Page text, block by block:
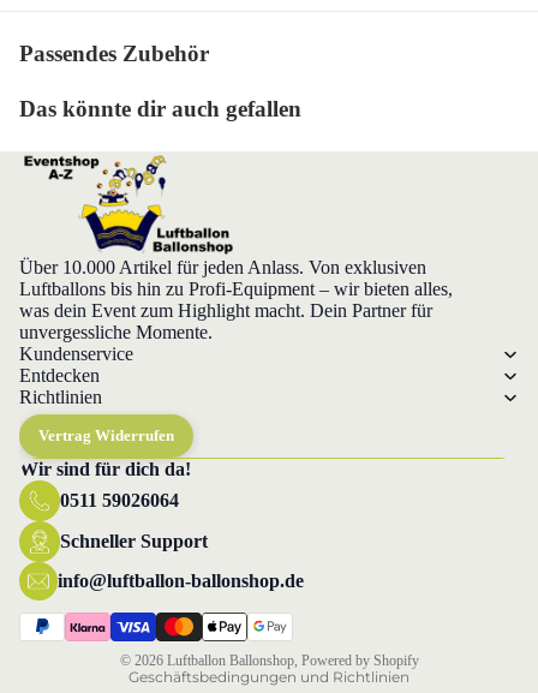
Passendes Zubehör
Das könnte dir auch gefallen
Über 10.000 Artikel für jeden Anlass. Von exklusiven
Luftballons bis hin zu Profi-Equipment – wir bieten alles,
was dein Event zum Highlight macht. Dein Partner für
unvergessliche Momente.
Kundenservice
Entdecken
Richtlinien
Vertrag Widerrufen
Wir sind für dich da!
0511 59026064
Schneller Support
info@luftballon-ballonshop.de
© 2026 Luftballon Ballonshop, Powered by Shopify
Geschäftsbedingungen und Richtlinien
Datenschutzerklärung
Widerrufsrecht
AGB
Versand
Impressum